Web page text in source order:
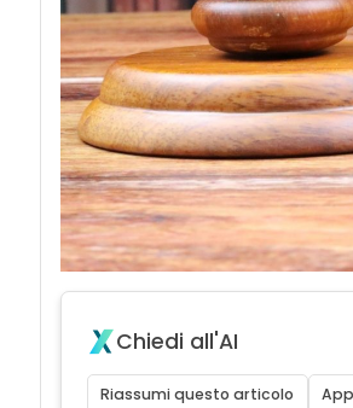
Chiedi all'AI
Riassumi questo articolo